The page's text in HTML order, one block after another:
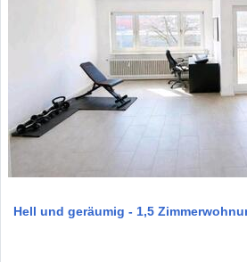
Hell und geräumig - 1,5